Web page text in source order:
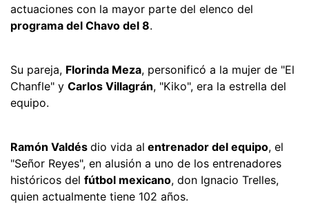
actuaciones con la mayor parte del elenco del
programa del Chavo del 8.
Su pareja, Florinda Meza, personificó a la mujer de "El
Chanfle" y Carlos Villagrán, "Kiko", era la estrella del
equipo.
Ramón Valdés dio vida al entrenador del equipo, el
"Señor Reyes", en alusión a uno de los entrenadores
históricos del fútbol mexicano, don Ignacio Trelles,
quien actualmente tiene 102 años.